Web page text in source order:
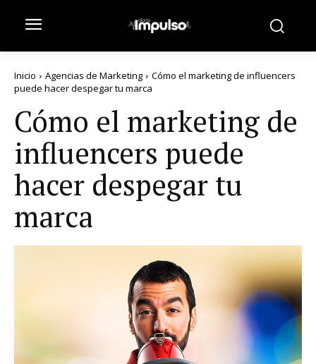
Inicio Agencias de Marketing
Cómo el marketing de influencers
puede hacer despegar tu marca
Cómo el marketing de
influencers puede
hacer despegar tu
marca